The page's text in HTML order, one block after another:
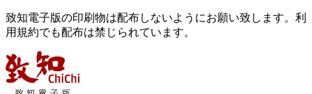
致知電子版の印刷物は配布しないようにお願い致します。利
用規約でも配布は禁じられています。